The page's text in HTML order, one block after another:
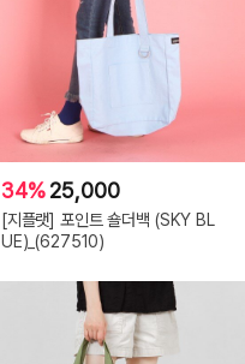
34%25,000
[지플랫] 포인트 숄더백 (SKY BL
UE)_(627510)